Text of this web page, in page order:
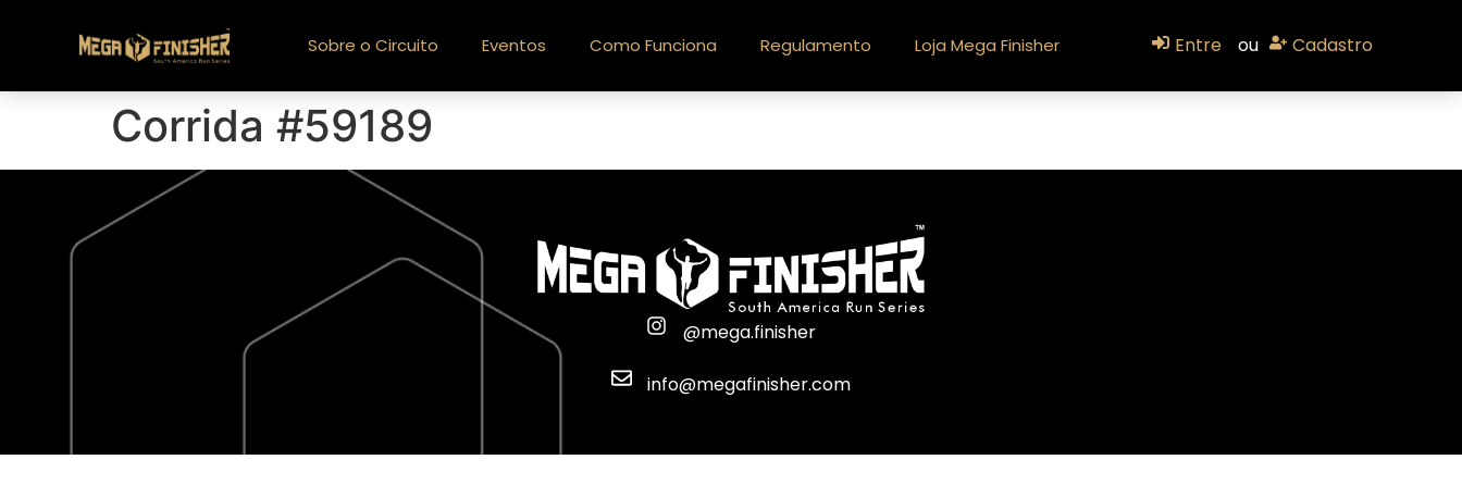
Sobre o Circuito Eventos Como Funciona Regulamento Loja Mega Finisher Entre ou Cadastro
Corrida #59189
@mega.finisher
info@megafinisher.com